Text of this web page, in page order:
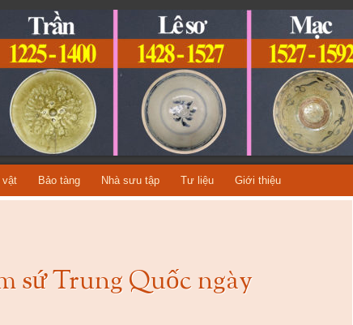
NAM
TỪNG THỜI KỲ LỊCH SỬ!
vật Bảo tàng Nhà sưu tập Tư liệu Giới thiệu
sứ Trung Quốc ngày